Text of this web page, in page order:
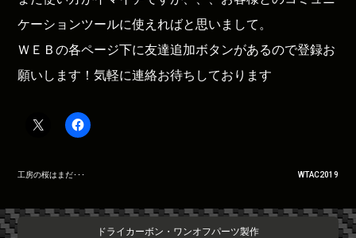
ケーションツールに使えればと思いまして。
ＷＥＢの各ページ下に友達追加ボタンがあるので登録お
願いします！気軽に連絡お待ちしております
投
ナ
ビ
工房の桜はまだ･･･ WTAC2019
ドライカーボン・ワンオフパーツ製作